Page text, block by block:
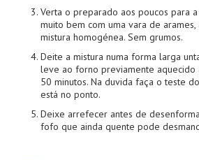
Verta o preparado aos poucos para
muito bem com uma vara de
mistura homogénea. Sem grumos.
Deite a mistura numa forma larga
leve ao forno previamente aquecido
50 minutos. Na duvida faça o teste
está no ponto.
Deixe arrefecer antes de
fofo que ainda quente pode